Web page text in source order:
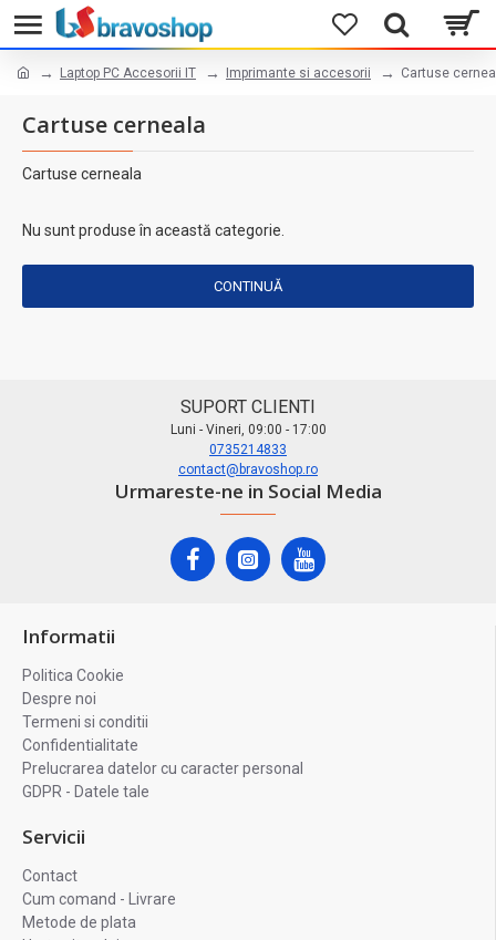
Laptop PC Accesorii IT Imprimante si accesorii Cartuse
Cartuse cerneala
Cartuse cerneala
Nu sunt produse în această categorie.
CONTINUĂ
SUPORT CLIENTI
Luni - Vineri, 09:00 - 17:00
0735214833
contact@bravoshop.ro
Urmareste-ne in Social Media
Informatii
Politica Cookie
Despre noi
Termeni si conditii
Confidentialitate
Prelucrarea datelor cu caracter personal
GDPR - Datele tale
Servicii
Contact
Cum comand - Livrare
Metode de plata